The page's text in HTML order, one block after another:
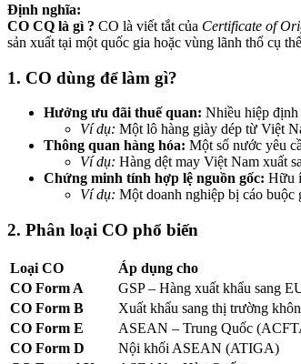
Định nghĩa:
CO CQ là gì ? CO là viết tắt của Certificate of
sản xuất tại một quốc gia hoặc vùng lãnh thổ cụ
1. CO dùng để làm gì?
Hưởng ưu đãi thuế quan: Nhiều hiệp
Ví dụ: Một lô hàng giày dép từ Việt
Thông quan hàng hóa: Một số nước yêu
Ví dụ: Hàng dệt may Việt Nam xuất
Chứng minh tính hợp lệ nguồn gốc: Hữu
Ví dụ: Một doanh nghiệp bị cáo
2. Phân loại CO phổ biến
Loại CO Áp dụng cho
CO Form A
GSP – Hàng xuất khẩu sang
CO Form B
Xuất khẩu sang thị trường
CO Form E
ASEAN – Trung Quốc
CO Form D
Nội khối ASEAN (ATIGA)